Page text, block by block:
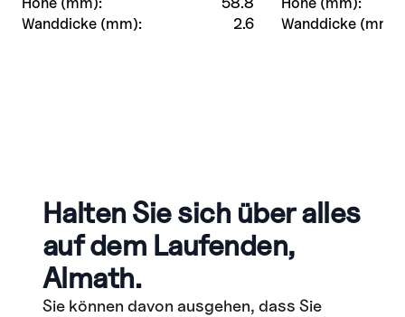
Wanddicke (mm):
2.6
Wanddicke (mm):
Halten Sie sich über alles
auf dem Laufenden,
Almath.
Sie können davon ausgehen, dass Sie